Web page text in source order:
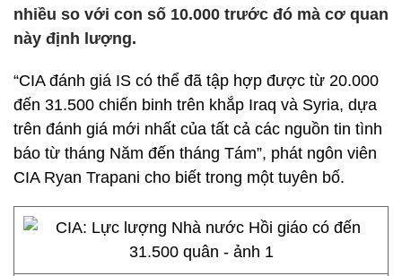
nhiều so với con số 10.000 trước đó mà cơ quan
này định lượng.
“CIA đánh giá IS có thể đã tập hợp được từ 20.000
đến 31.500 chiến binh trên khắp Iraq và Syria, dựa
trên đánh giá mới nhất của tất cả các nguồn tin tình
báo từ tháng Năm đến tháng Tám”, phát ngôn viên
CIA Ryan Trapani cho biết trong một tuyên bố.